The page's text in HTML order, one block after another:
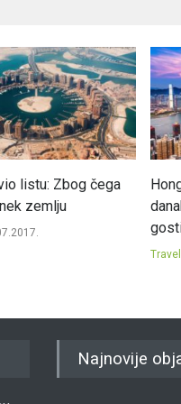
listu: Zbog čega
zemlju
Travel
Najnovije